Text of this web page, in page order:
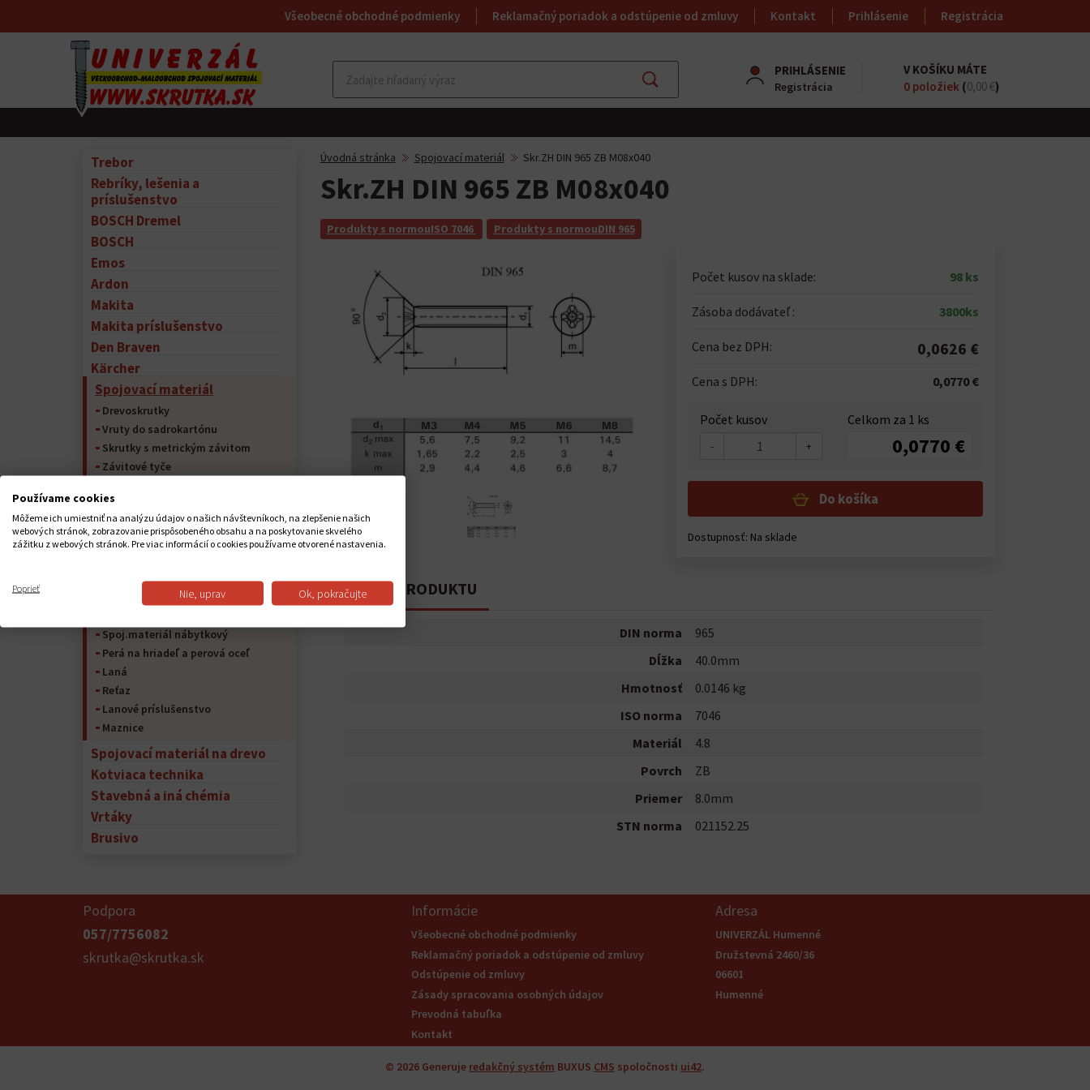
Všeobecné obchodné podmienky Reklamačný poriadok a odstúpenie od zmluvy Kontakt Prihlásenie Registrácia
Hľadať
PRIHLÁSENIE
Registrácia
V KOŠÍKU MÁTE
0 položiek (0,00 €)
Trebor
Rebríky, lešenia a
príslušenstvo
BOSCH Dremel
BOSCH
Emos
Ardon
Makita
Makita príslušenstvo
Den Braven
Kärcher
Spojovací materiál
Drevoskrutky
Vruty do sadrokartónu
Skrutky s metrickým závitom
Závitové tyče
Skrutky samorezné do kovu
Matice
Podložky
Poistný krúžok
Spoj.materiál nábytkový
Perá na hriadeľ a perová oceľ
Laná
Reťaz
Lanové príslušenstvo
Maznice
Spojovací materiál na drevo
Kotviaca technika
Stavebná a iná chémia
Vrtáky
Brusivo
Úvodná stránka Spojovací materiál Skr.ZH DIN 965 ZB M08x040
Skr.ZH DIN 965 ZB M08x040
Produkty s normouISO 7046 Produkty s normouDIN 965
Počet kusov na sklade: 98 ks
Zásoba dodávateľ : 3800ks
Cena bez DPH: 0,0626 €
Cena s DPH: 0,0770 €
Počet kusov
- +
Celkom za 1 ks
0,0770 €
Do košíka
Dostupnosť: Na sklade
POPIS PRODUKTU
DIN norma
965
Dĺžka
40.0mm
Hmotnosť
0.0146 kg
ISO norma
7046
Materiál
4.8
Povrch
ZB
Priemer
8.0mm
STN norma
021152.25
Podpora
057/7756082
skrutka@skrutka.sk
Informácie
Všeobecné obchodné podmienky
Reklamačný poriadok a odstúpenie od zmluvy
Odstúpenie od zmluvy
Zásady spracovania osobných údajov
Prevodná tabuľka
Kontakt
Adresa
UNIVERZÁL Humenné
Družstevná 2460/36
06601
Humenné
© 2026 Generuje redakčný systém BUXUS CMS spoločnosti ui42.
Používame cookies
Môžeme ich umiestniť na analýzu údajov o našich návštevníkoch, na zlepšenie našich
webových stránok, zobrazovanie prispôsobeného obsahu a na poskytovanie skvelého
zážitku z webových stránok. Pre viac informácií o cookies používame otvorené nastavenia.
Poprieť Nie, uprav Ok, pokračujte